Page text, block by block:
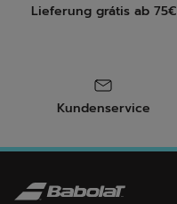
Lieferung grátis ab 75€
Kundenservice